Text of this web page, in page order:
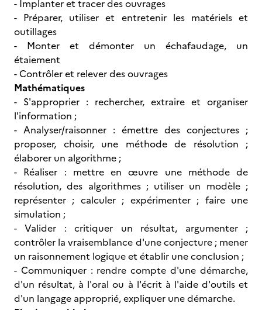
- Implanter et tracer des ouvrages
- Préparer, utiliser et entretenir les matériels et
outillages
- Monter et démonter un échafaudage, un
étaiement
- Contrôler et relever des ouvrages
Mathématiques
- S'approprier : rechercher, extraire et organiser
l'information ;
- Analyser/raisonner : émettre des conjectures ;
proposer, choisir, une méthode de résolution ;
élaborer un algorithme ;
- Réaliser : mettre en œuvre une méthode de
résolution, des algorithmes ; utiliser un modèle ;
représenter ; calculer ; expérimenter ; faire une
simulation ;
- Valider : critiquer un résultat, argumenter ;
contrôler la vraisemblance d'une conjecture ; mener
un raisonnement logique et établir une conclusion ;
- Communiquer : rendre compte d'une démarche,
d'un résultat, à l'oral ou à l'écrit à l'aide d'outils et
d'un langage approprié, expliquer une démarche.